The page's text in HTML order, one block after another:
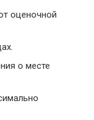
оценочной
о месте